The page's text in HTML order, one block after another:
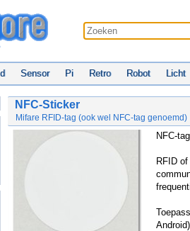
Sensor Pi Retro Robot Licht
NFC-Sticker
Mifare RFID-tag (ook wel NFC-tag genoemd)
NFC-
RFID